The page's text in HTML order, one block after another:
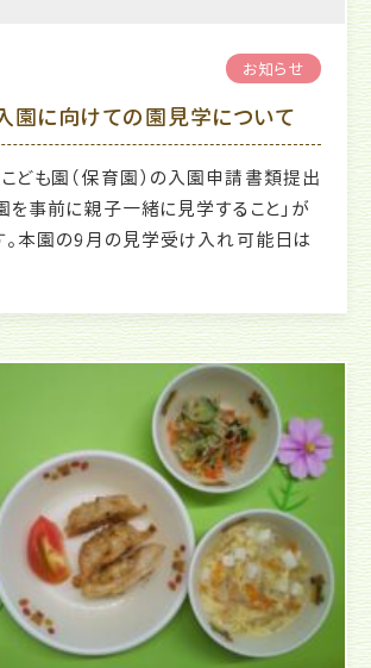
お知らせ
園に向けての園見学について
ども園（保育園）の入園申請書類提出
を事前に親子一緒に見学すること」が
。本園の9月の見学受け入れ可能日は